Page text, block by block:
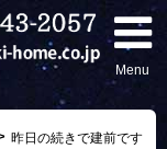
Menu
昨日の続きで建前です